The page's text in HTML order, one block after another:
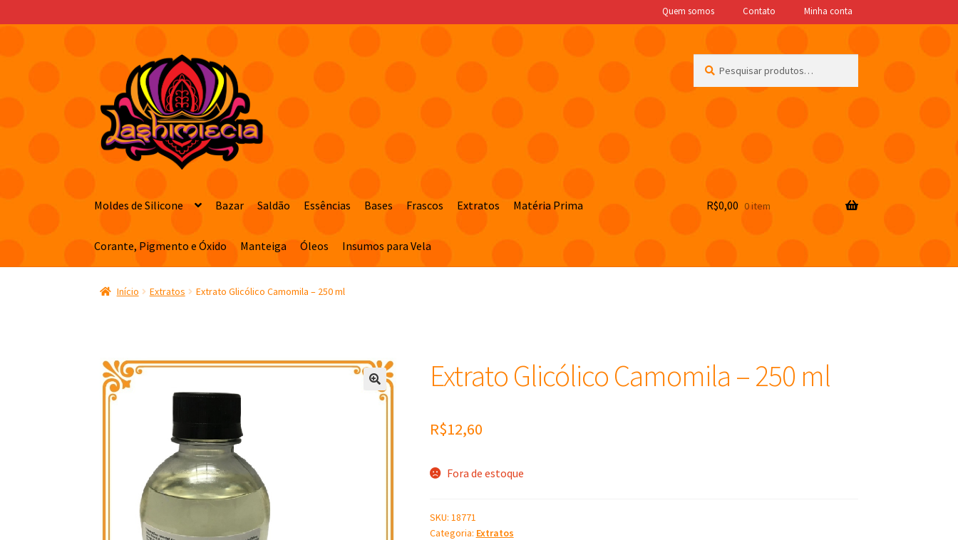
Quem somos Contato Minha conta
navegação
conteúdo
por:
Moldes de Silicone Bazar Saldão Essências Bases Frascos Extratos Matéria Prima
Corante, Pigmento e Óxido Manteiga Óleos Insumos para Vela
R$0,00 0 item
Início Extratos Extrato Glicólico Camomila – 250 ml
Extrato Glicólico Camomila – 250 ml
R$12,60
Fora de estoque
SKU: 18771
Categoria: Extratos